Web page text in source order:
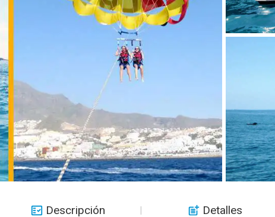
Descripción Detalles